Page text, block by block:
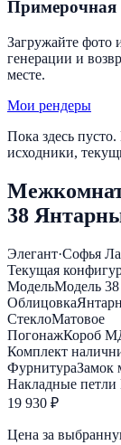
Примерочная
Загружайте фото
генерации и
месте.
Мои рендеры
Пока здесь
исходники,
38
Элегант·Софья
Текущая
МодельМодель
Облицовка
СтеклоМатовое
ПогонажКороб
Комплект
ФурнитураЗамок
Накладные
19 930 ₽
Цена за